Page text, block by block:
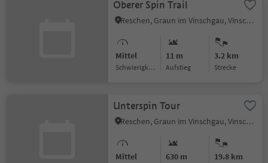
Oberer Spin Trail
Reschen, Graun im Vinschgau, Vinschgau
Mittel
Schwierigkeitsgrad
11 m
Aufstieg
3.2 km
Strecke
Unterspin Tour
Reschen, Graun im Vinschgau, Vinschgau
Mittel 630 m 19.8 km